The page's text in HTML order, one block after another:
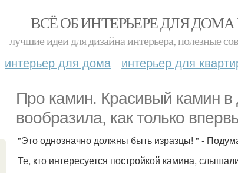
ВСЁ ОБ ИНТЕРЬЕРЕ ДЛЯ
лучшие идеи для дизайна интерьера, полезные
интерьер для дома интерьер для
Про камин. Красивый камин в
вообразила, как только
"Это однозначно должны быть изразцы! " -
Те, кто интересуется постройкой камина,